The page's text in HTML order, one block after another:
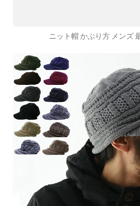
ニット帽 かぶり方 メンズ